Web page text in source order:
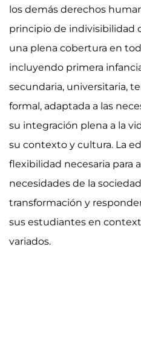
los demás derechos
principio de indivisibilidad
una plena cobertura en
incluyendo primera
secundaria, universitaria,
formal, adaptada a las
su integración plena a la
su contexto y cultura. La
flexibilidad necesaria para
necesidades de la
transformación y
sus estudiantes en
variados.